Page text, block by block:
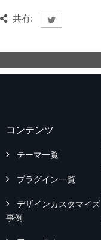
共有:
コンテンツ
テーマ一覧
プラグイン一覧
デザインカスタマイズ
事例